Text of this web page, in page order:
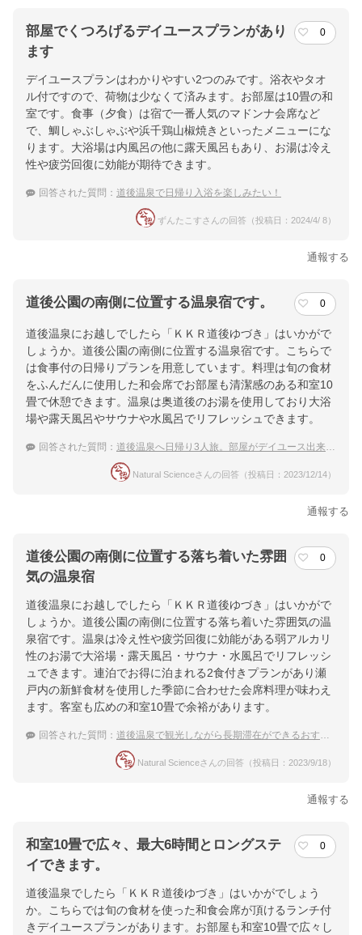
部屋でくつろげるデイユースプランがあり
ます
0
デイユースプランはわかりやすい2つのみです。浴衣やタオ
ル付ですので、荷物は少なくて済みます。お部屋は10畳の和
室です。食事（夕食）は宿で一番人気のマドンナ会席など
で、鯛しゃぶしゃぶや浜千鶏山椒焼きといったメニューにな
ります。大浴場は内風呂の他に露天風呂もあり、お湯は冷え
性や疲労回復に効能が期待できます。
回答された質問： 道後温泉で日帰り入浴を楽しみたい！
ずんたこすさんの回答（投稿日：2024/4/ 8）
通報する
道後公園の南側に位置する温泉宿です。 0
道後温泉にお越しでしたら「ＫＫＲ道後ゆづき」はいかがで
しょうか。道後公園の南側に位置する温泉宿です。こちらで
は食事付の日帰りプランを用意しています。料理は旬の食材
をふんだんに使用した和会席でお部屋も清潔感のある和室10
畳で休憩できます。温泉は奥道後のお湯を使用しており大浴
場や露天風呂やサウナや水風呂でリフレッシュできます。
回答された質問： 道後温泉へ日帰り3人旅。部屋がデイユース出来る温泉宿を教えて。
Natural Scienceさんの回答（投稿日：2023/12/14）
通報する
道後公園の南側に位置する落ち着いた雰囲
気の温泉宿
0
道後温泉にお越しでしたら「ＫＫＲ道後ゆづき」はいかがで
しょうか。道後公園の南側に位置する落ち着いた雰囲気の温
泉宿です。温泉は冷え性や疲労回復に効能がある弱アルカリ
性のお湯で大浴場・露天風呂・サウナ・水風呂でリフレッシ
ュできます。連泊でお得に泊まれる2食付きプランがあり瀬
戸内の新鮮食材を使用した季節に合わせた会席料理が味わえ
ます。客室も広めの和室10畳で余裕があります。
回答された質問： 道後温泉で観光しながら長期滞在ができるおすすめの温泉宿は？
Natural Scienceさんの回答（投稿日：2023/9/18）
通報する
和室10畳で広々、最大6時間とロングステ
イできます。
0
道後温泉でしたら「ＫＫＲ道後ゆづき」はいかがでしょう
か。こちらでは旬の食材を使った和食会席が頂けるランチ付
きデイユースプランがあります。お部屋も和室10畳で広々し